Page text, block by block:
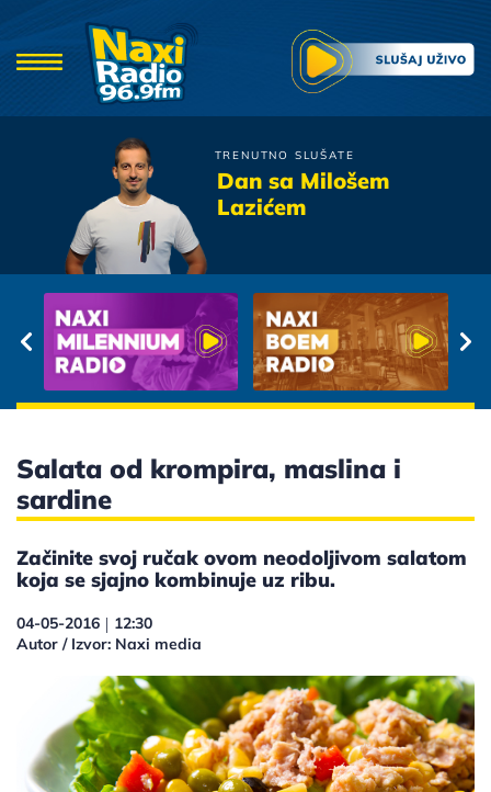
TRENUTNO SLUŠATE
Dan sa Milošem
Lazićem
Zeljko Samardzic
Salata od krompira, maslina i
sardine
Začinite svoj ručak ovom neodoljivom salatom
koja se sjajno kombinuje uz ribu.
04-05-2016 | 12:30
Autor / Izvor: Naxi media